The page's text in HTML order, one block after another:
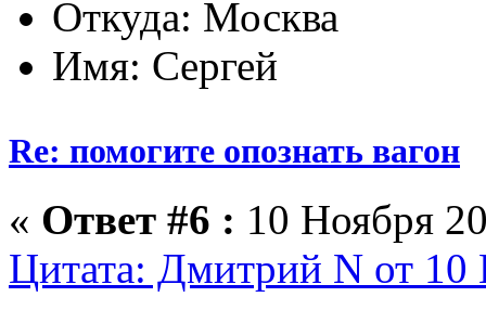
Откуда: Москва
Имя: Сергей
Re: помогите опознать вагон
« Ответ #6 : 10 Ноября
Цитата: Дмитрий N от 10